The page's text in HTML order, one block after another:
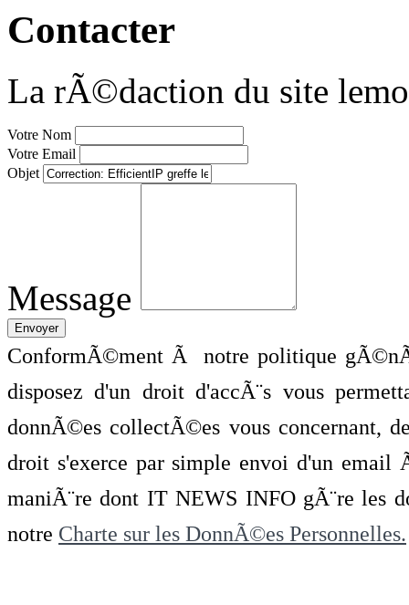
Contacter
La rÃ©daction du site
Votre Nom
Votre Email
Objet
Message
ConformÃ©ment Ã notre politique
disposez d'un droit d'accÃ¨s vous
donnÃ©es collectÃ©es vous concernant,
droit s'exerce par simple envoi d'un
maniÃ¨re dont IT NEWS INFO gÃ¨re les
notre Charte sur les DonnÃ©es Personnelles.